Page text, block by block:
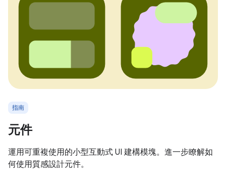
指南
元件
運用可重複使用的小型互動式 UI 建構模塊。進一步瞭解如
何使用質感設計元件。